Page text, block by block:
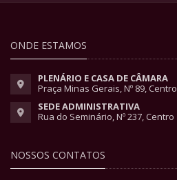
ONDE ESTAMOS
PLENÁRIO E CASA DE CÂMARA
Praça Minas Gerais, Nº 89, Centro
SEDE ADMINISTRATIVA
Rua do Seminário, Nº 237, Centro
NOSSOS CONTATOS